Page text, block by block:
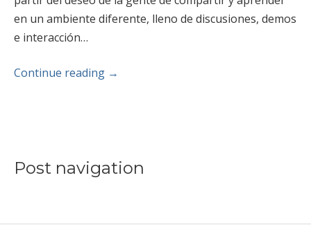
en un ambiente diferente, lleno de discusiones, demos
e interacción…
Continue reading →
Post navigation